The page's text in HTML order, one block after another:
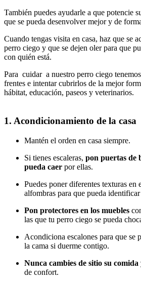
También puedes ayudarle a que potencie
que se pueda desenvolver mejor y de
Cuando tengas visita en casa, haz que se
perro ciego y que se dejen oler para que
con quién está.
Para cuidar a nuestro perro ciego
frentes e intentar cubrirlos de la mejor
hábitat, educación, paseos y veterinarios.
1. Acondicionamiento de la casa
Mantén el orden en casa siempre.
Si tienes escaleras, pon puertas de
pueda caer por ellas.
Puedes poner diferentes texturas en
alfombras para que pueda
Pon protectores en los muebles
las que tu perro ciego se pueda
Acondiciona escalones para que se
la cama si duerme contigo.
Nunca cambies de sitio su comida
de confort.